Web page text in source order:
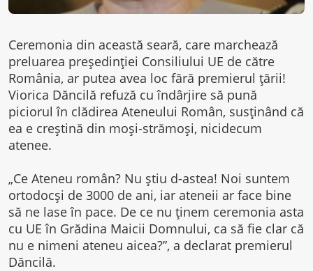
Ceremonia din această seară, care marchează
preluarea preşedinţiei Consiliului UE de către
România, ar putea avea loc fără premierul ţării!
Viorica Dăncilă refuză cu îndârjire să pună
piciorul în clădirea Ateneului Român, susţinând că
ea e creştină din moşi-strămoşi, nicidecum
atenee.
„Ce Ateneu român? Nu ştiu d-astea! Noi suntem
ortodocşi de 3000 de ani, iar ateneii ar face bine
să ne lase în pace. De ce nu ţinem ceremonia asta
cu UE în Grădina Maicii Domnului, ca să fie clar că
nu e nimeni ateneu aicea?”, a declarat premierul
Dăncilă.